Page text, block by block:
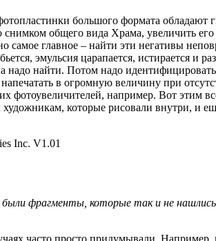
большого формата обладают
снимком общего вида Храма, увеличить
самое главное – найти эти негативы
эмульсия царапается, истирается и
надо найти. Потом надо
в огромную величину при
фотоувеличителей, например. Вот этим
художникам, которые рисовали внутри, и
Inc. V1.01
были фрагменты, которые так и не
часто просто придумывали.